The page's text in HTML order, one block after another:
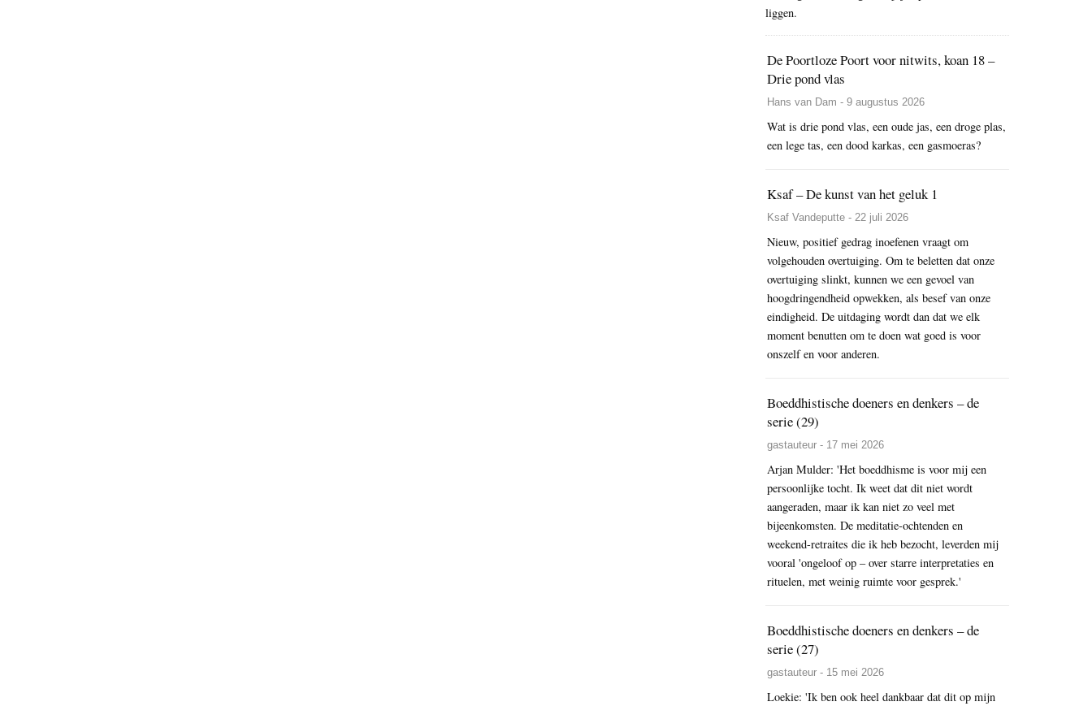
liggen.
De Poortloze Poort voor nitwits, koan 18 –
Drie pond vlas
Hans van Dam - 9 augustus 2026
Wat is drie pond vlas, een oude jas, een droge plas,
een lege tas, een dood karkas, een gasmoeras?
Ksaf – De kunst van het geluk 1
Ksaf Vandeputte - 22 juli 2026
Nieuw, positief gedrag inoefenen vraagt om
volgehouden overtuiging. Om te beletten dat onze
overtuiging slinkt, kunnen we een gevoel van
hoogdringendheid opwekken, als besef van onze
eindigheid. De uitdaging wordt dan dat we elk
moment benutten om te doen wat goed is voor
onszelf en voor anderen.
Boeddhistische doeners en denkers – de
serie (29)
gastauteur - 17 mei 2026
Arjan Mulder: 'Het boeddhisme is voor mij een
persoonlijke tocht. Ik weet dat dit niet wordt
aangeraden, maar ik kan niet zo veel met
bijeenkomsten. De meditatie-ochtenden en
weekend-retraites die ik heb bezocht, leverden mij
vooral 'ongeloof op – over starre interpretaties en
rituelen, met weinig ruimte voor gesprek.'
Boeddhistische doeners en denkers – de
serie (27)
gastauteur - 15 mei 2026
Loekie: 'Ik ben ook heel dankbaar dat dit op mijn